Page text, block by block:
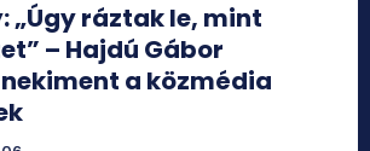
„Úgy ráztak le, mint
– Hajdú Gábor
a közmédia